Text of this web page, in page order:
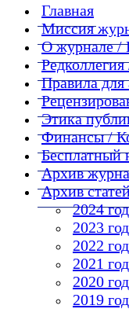
Главная
Миссия
О журнале /
Редколлегия
Правила для
Этика
Финансы /
Бесплатный
Архив
Архив
2024 год
2023 год
2022 год
2021 год
2020 год
2019 год